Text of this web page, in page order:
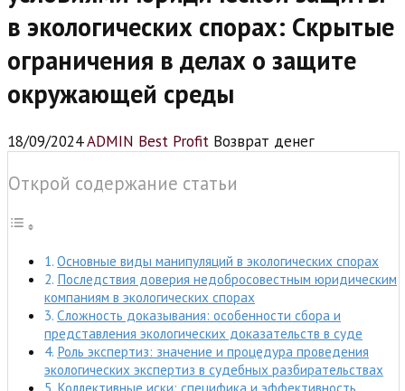
в экологических спорах: Скрытые
ограничения в делах о защите
окружающей среды
18/09/2024ADMIN Best Profit Возврат денег
Открой содержание статьи
Основные виды манипуляций в экологических спорах
Последствия доверия недобросовестным юридическим
компаниям в экологических спорах
Сложность доказывания: особенности сбора и
представления экологических доказательств в суде
Роль экспертиз: значение и процедура проведения
экологических экспертиз в судебных разбирательствах